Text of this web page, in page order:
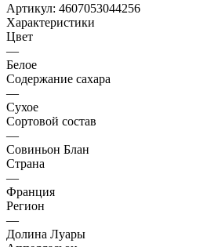
Артикул: 4607053044256
Характеристики
Цвет
—
Белое
Содержание сахара
—
Сухое
Сортовой состав
—
Совиньон Блан
Страна
—
Франция
Регион
—
Долина Луары